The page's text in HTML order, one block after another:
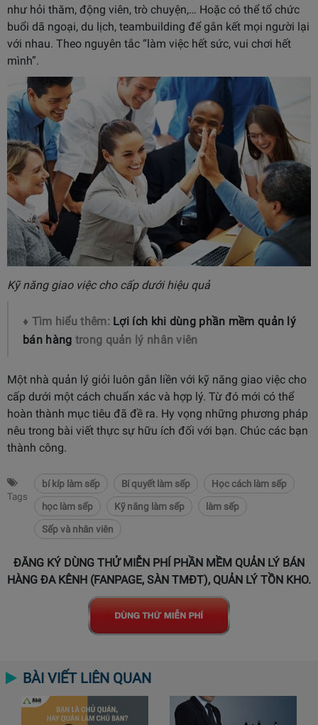
như hỏi thăm, động viên, trò chuyện,… Hoặc có thể tổ chức
buổi dã ngoại, du lịch, teambuilding để gắn kết mọi người lại
với nhau. Theo nguyên tắc “làm việc hết sức, vui chơi hết
mình”.
Kỹ năng giao việc cho cấp dưới hiệu quả
♦ Tìm hiểu thêm: Lợi ích khi dùng phần mềm quản lý
bán hàng trong quản lý nhân viên
Một nhà quản lý giỏi luôn gắn liền với kỹ năng giao việc cho
cấp dưới một cách chuẩn xác và hợp lý. Từ đó mới có thể
hoàn thành mục tiêu đã đề ra. Hy vọng những phương pháp
nêu trong bài viết thực sự hữu ích đối với bạn. Chúc các bạn
thành công.
Tags
bí kíp làm sếp Bí quyết làm sếp
Học cách làm sếp
học làm sếp
Kỹ năng làm sếp
làm sếp
Sếp và nhân viên
ĐĂNG KÝ DÙNG THỬ MIỄN PHÍ PHẦN MỀM QUẢN LÝ BÁN
HÀNG ĐA KÊNH (FANPAGE, SÀN TMĐT), QUẢN LÝ TỒN KHO.
BÀI VIẾT LIÊN QUAN